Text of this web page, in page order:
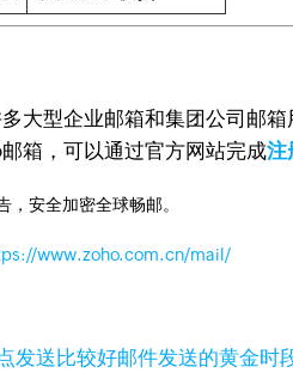
大型企业邮箱和集团公司邮
箱，可以通过官方网站完成注
，安全加密全球畅邮。
www.zoho.com.cn/mail/
发送比较好邮件发送的黄金时